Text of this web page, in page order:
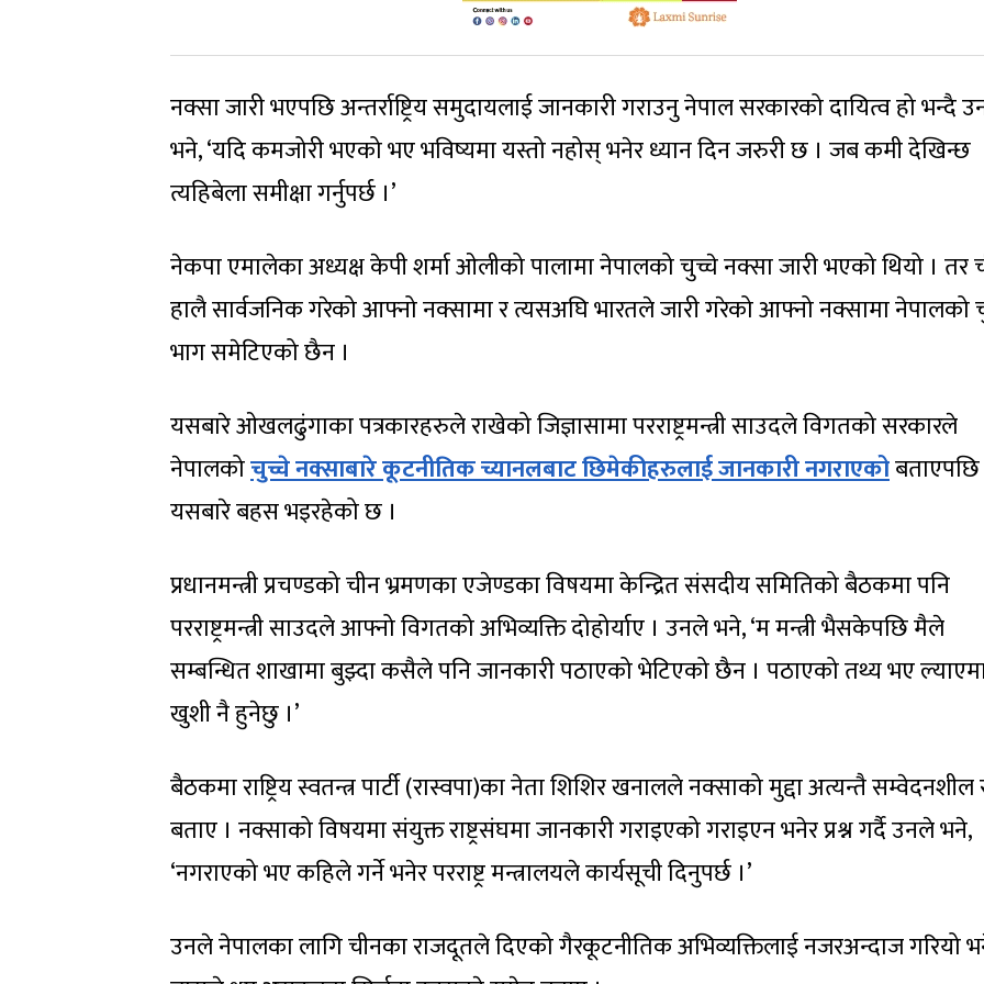
नक्सा जारी भएपछि अन्तर्राष्ट्रिय समुदायलाई जानकारी गराउनु नेपाल सरकारको दायित्व हो भन्दै
भने, ‘यदि कमजोरी भएको भए भविष्यमा यस्तो नहोस् भनेर ध्यान दिन जरुरी छ । जब कमी देखिन्छ
त्यहिबेला समीक्षा गर्नुपर्छ ।’
नेकपा एमालेका अध्यक्ष केपी शर्मा ओलीको पालामा नेपालको चुच्चे नक्सा जारी भएको थियो । तर
हालै सार्वजनिक गरेको आफ्नो नक्सामा र त्यसअघि भारतले जारी गरेको आफ्नो नक्सामा नेपालको
भाग समेटिएको छैन ।
यसबारे ओखलढुंगाका पत्रकारहरुले राखेको जिज्ञासामा परराष्ट्रमन्त्री साउदले विगतको सरकारले
नेपालकोचुच्चे नक्साबारे कूटनीतिक च्यानलबाट छिमेकीहरुलाई जानकारी नगराएकोबताएपछि
यसबारे बहस भइरहेको छ ।
प्रधानमन्त्री प्रचण्डको चीन भ्रमणका एजेण्डका विषयमा केन्द्रित संसदीय समितिको बैठकमा पनि
परराष्ट्रमन्त्री साउदले आफ्नो विगतको अभिव्यक्ति दोहोर्याए । उनले भने, ‘म मन्त्री भैसकेपछि मैले
सम्बन्धित शाखामा बुझ्दा कसैले पनि जानकारी पठाएको भेटिएको छैन । पठाएको तथ्य भए
खुशी नै हुनेछु ।’
बैठकमा राष्ट्रिय स्वतन्त्र पार्टी (रास्वपा)का नेता शिशिर खनालले नक्साको मुद्दा अत्यन्तै
बताए । नक्साको विषयमा संयुक्त राष्ट्रसंघमा जानकारी गराइएको गराइएन भनेर प्रश्न गर्दै उनले भने,
‘नगराएको भए कहिले गर्ने भनेर परराष्ट्र मन्त्रालयले कार्यसूची दिनुपर्छ ।’
उनले नेपालका लागि चीनका राजदूतले दिएको गैरकूटनीतिक अभिव्यक्तिलाई नजरअन्दाज गरियो